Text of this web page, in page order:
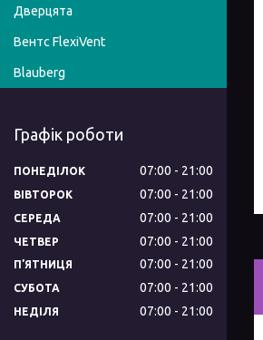
Дверцята
Вентс FlexiVent
Blauberg
Графік роботи
ПОНЕДІЛОК 07:00 21:00
ВІВТОРОК 07:00 21:00
СЕРЕДА 07:00 21:00
ЧЕТВЕР 07:00 21:00
ПʼЯТНИЦЯ 07:00 21:00
СУБОТА 07:00 21:00
НЕДІЛЯ 07:00 21:00